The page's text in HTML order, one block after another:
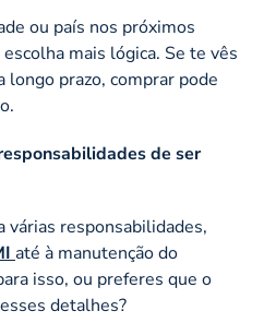
ou país nos próximos
mais lógica. Se te vês
longo prazo, comprar pode
de ser
várias responsabilidades,
até à manutenção do
isso, ou preferes que o
detalhes?